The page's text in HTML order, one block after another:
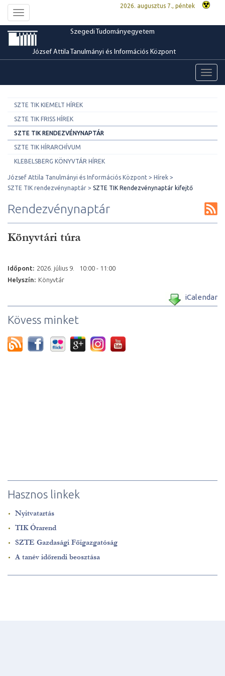
Toggle
navigation
2026. augusztus 7., péntek
Szegedi Tudományegyetem
József Attila Tanulmányi és Információs Központ
SZTE TIK KIEMELT HÍREK
SZTE TIK FRISS HÍREK
SZTE TIK RENDEZVÉNYNAPTÁR
SZTE TIK HÍRARCHÍVUM
KLEBELSBERG KÖNYVTÁR HÍREK
József Attila Tanulmányi és Információs Központ
Hírek
SZTE TIK rendezvénynaptár
SZTE TIK Rendezvénynaptár kifejtő
Rendezvénynaptár
Könyvtári túra
Időpont: 2026. július 9.
10:00 - 11:00
Helyszín: Könyvtár
iCalendar
Kövess minket
Hasznos linkek
Nyitvatartás
TIK Órarend
SZTE Gazdasági Főigazgatóság
A tanév időrendi beosztása